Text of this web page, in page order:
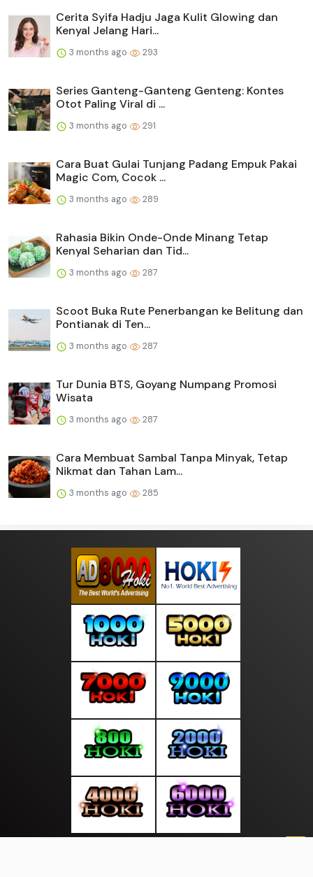
Cerita Syifa Hadju Jaga Kulit Glowing dan
Kenyal Jelang Hari...
3 months ago 293
Series Ganteng-Ganteng Genteng: Kontes
Otot Paling Viral di ...
3 months ago 291
Cara Buat Gulai Tunjang Padang Empuk Pakai
Magic Com, Cocok ...
3 months ago 289
Rahasia Bikin Onde-Onde Minang Tetap
Kenyal Seharian dan Tid...
3 months ago 287
Scoot Buka Rute Penerbangan ke Belitung dan
Pontianak di Ten...
3 months ago 287
Tur Dunia BTS, Goyang Numpang Promosi
Wisata
3 months ago 287
Cara Membuat Sambal Tanpa Minyak, Tetap
Nikmat dan Tahan Lam...
3 months ago 285